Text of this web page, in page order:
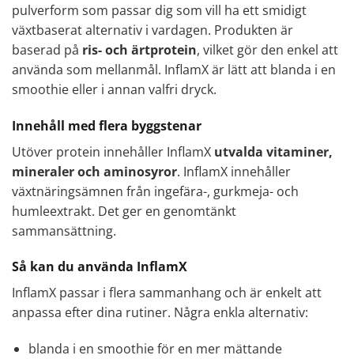
pulverform som passar dig som vill ha ett smidigt
växtbaserat alternativ i vardagen. Produkten är
baserad på ris- och ärtprotein, vilket gör den enkel att
använda som mellanmål. InflamX är lätt att blanda i en
smoothie eller i annan valfri dryck.
Innehåll med flera byggstenar
Utöver protein innehåller InflamX utvalda vitaminer,
mineraler och aminosyror. InflamX innehåller
växtnäringsämnen från ingefära-, gurkmeja- och
humleextrakt. Det ger en genomtänkt
sammansättning.
Så kan du använda InflamX
InflamX passar i flera sammanhang och är enkelt att
anpassa efter dina rutiner. Några enkla alternativ:
blanda i en smoothie för en mer mättande